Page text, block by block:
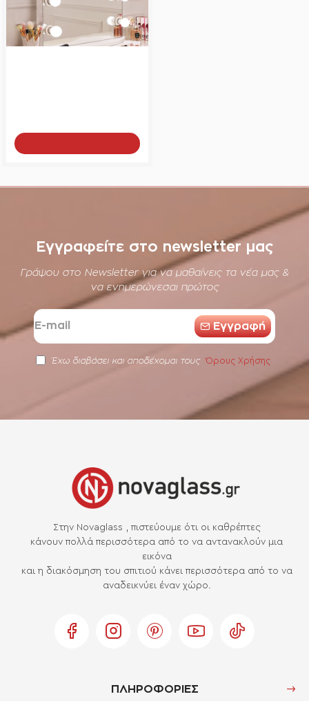
Εγγραφείτε στο newsletter μας
Γράψου στο Newsletter για να μαθαίνεις τα νέα μας &
να ενημερώνεσαι πρώτος
E-
mail
Eγγραφή
Έχω διαβάσει και αποδέχομαι τους Όρους Χρήσης
ΠΛΗΡΟΦΟΡΙΕΣ
Στην Novaglass , πιστεύουμε ότι οι καθρέπτες
κάνουν πολλά περισσότερα από το να αντανακλούν μια
εικόνα
και η διακόσμηση του σπιτιού κάνει περισσότερα από το να
αναδεικνύει έναν χώρο.